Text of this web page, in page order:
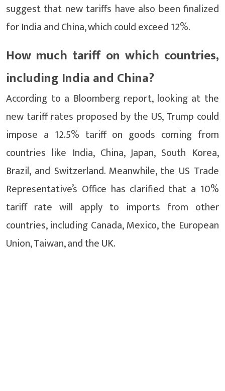
suggest that new tariffs have also been finalized
for India and China, which could exceed 12%.
How much tariff on which countries,
including India and China?
According to a Bloomberg report, looking at the
new tariff rates proposed by the US, Trump could
impose a 12.5% ​​tariff on goods coming from
countries like India, China, Japan, South Korea,
Brazil, and Switzerland. Meanwhile, the US Trade
Representative’s Office has clarified that a 10%
tariff rate will apply to imports from other
countries, including Canada, Mexico, the European
Union, Taiwan, and the UK.